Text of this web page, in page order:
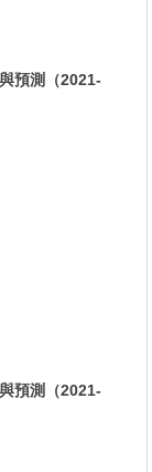
預測（2021-
預測（2021-